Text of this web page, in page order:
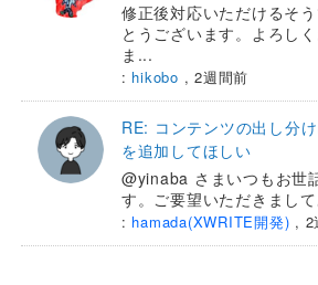
修正後対応いただけるそ
とうございます。よろし
ま...
: hikobo ,2週間前
RE: コンテンツの出し分
を追加してほしい
@yinaba さまいつもお世
す。ご要望いただきまし
: hamada(XWRITE開発) , 2